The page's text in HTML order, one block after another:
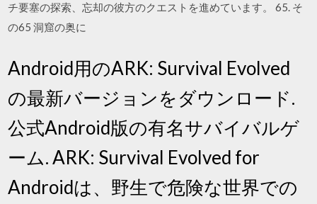
チ要塞の探索、忘却の彼方のクエストを進めています。 65. そ
の65 洞窟の奥に
Android用のARK: Survival Evolved
の最新バージョンをダウンロード.
公式Android版の有名サバイバルゲ
ーム. ARK: Survival Evolved for
Androidは、野生で危険な世界での